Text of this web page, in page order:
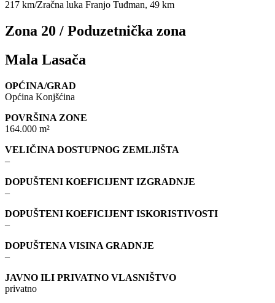
217 km/Zračna luka Franjo Tuđman, 49 km
Zona 20 / Poduzetnička zona
Mala Lasača
OPĆINA/GRAD
Općina Konjšćina
POVRŠINA ZONE
164.000 m²
VELIČINA DOSTUPNOG ZEMLJIŠTA
–
DOPUŠTENI KOEFICIJENT IZGRADNJE
–
DOPUŠTENI KOEFICIJENT ISKORISTIVOSTI
–
DOPUŠTENA VISINA GRADNJE
–
JAVNO ILI PRIVATNO VLASNIŠTVO
privatno